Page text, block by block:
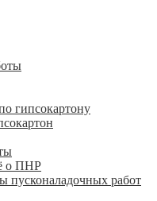
гипсокартону
о ПНР
пусконаладочных работ